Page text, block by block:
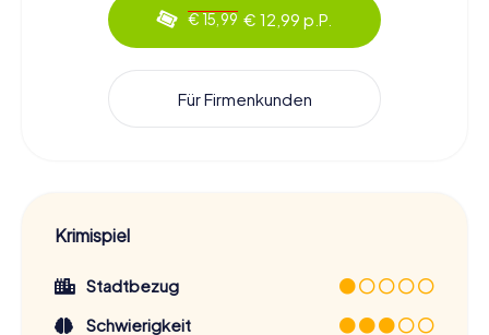
€ 15,99 € 12,99 p.P.
Für Firmenkunden
Krimispiel
Stadtbezug
Schwierigkeit